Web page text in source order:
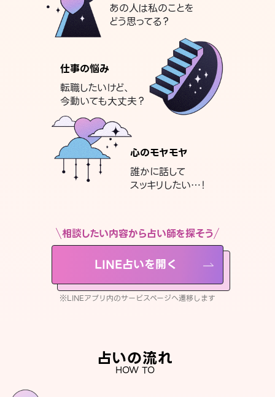
あの人は私のことを
どう思ってる？
仕事の悩み
転職したいけど、
今動いても大丈夫？
心のモヤモヤ
誰かに話して
スッキリしたい…！
相談したい内容から占い師を探そう
LINE占いを開く
※LINEアプリ内のサービスページへ遷移します
占いの流れ
HOW TO